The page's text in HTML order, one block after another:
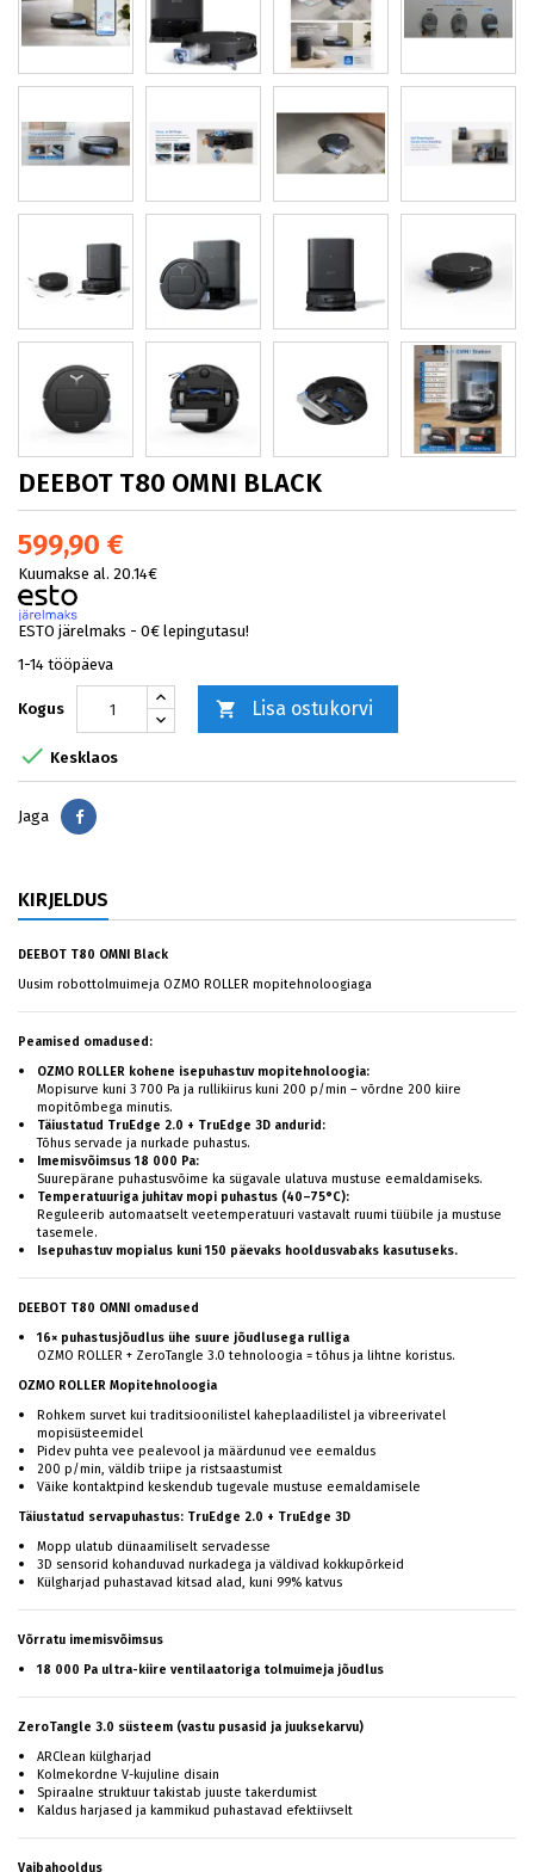
DEEBOT T80 OMNI BLACK
599,90 €
Kuumakse al. 20.14€
ESTO järelmaks - 0€ lepingutasu!
1-14 tööpäeva
Kogus  Lisa ostukorvi
 Kesklaos
Jaga Jaga
KIRJELDUS
DEEBOT T80 OMNI Black
Uusim robottolmuimeja OZMO ROLLER mopitehnoloogiaga
Peamised omadused:
OZMO ROLLER kohene isepuhastuv mopitehnoloogia:
Mopisurve kuni 3 700 Pa ja rullikiirus kuni 200 p/min – võrdne 200 kiire
mopitõmbega minutis.
Täiustatud TruEdge 2.0 + TruEdge 3D andurid:
Tõhus servade ja nurkade puhastus.
Imemisvõimsus 18 000 Pa:
Suurepärane puhastusvõime ka sügavale ulatuva mustuse eemaldamiseks.
Temperatuuriga juhitav mopi puhastus (40–75°C):
Reguleerib automaatselt veetemperatuuri vastavalt ruumi tüübile ja mustuse
tasemele.
Isepuhastuv mopialus kuni 150 päevaks hooldusvabaks kasutuseks.
DEEBOT T80 OMNI omadused
16× puhastusjõudlus ühe suure jõudlusega rulliga
OZMO ROLLER + ZeroTangle 3.0 tehnoloogia = tõhus ja lihtne koristus.
OZMO ROLLER Mopitehnoloogia
Rohkem survet kui traditsioonilistel kaheplaadilistel ja vibreerivatel
mopisüsteemidel
Pidev puhta vee pealevool ja määrdunud vee eemaldus
200 p/min, väldib triipe ja ristsaastumist
Väike kontaktpind keskendub tugevale mustuse eemaldamisele
Täiustatud servapuhastus: TruEdge 2.0 + TruEdge 3D
Mopp ulatub dünaamiliselt servadesse
3D sensorid kohanduvad nurkadega ja väldivad kokkupõrkeid
Külgharjad puhastavad kitsad alad, kuni 99% katvus
Võrratu imemisvõimsus
18 000 Pa ultra-kiire ventilaatoriga tolmuimeja jõudlus
ZeroTangle 3.0 süsteem (vastu pusasid ja juuksekarvu)
ARClean külgharjad
Kolmekordne V-kujuline disain
Spiraalne struktuur takistab juuste takerdumist
Kaldus harjased ja kammikud puhastavad efektiivselt
Vaibahooldus